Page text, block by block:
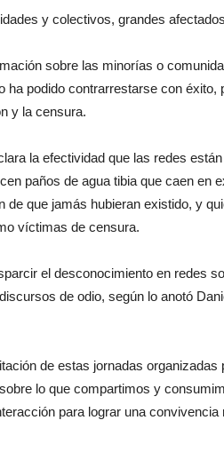
y colectivos, grandes
sobre las minorías o
ha podido contrarrestarse con
y la censura.
la efectividad que las redes
paños de agua tibia que caen en
de que jamás hubieran existido, y
víctimas de censura.
el desconocimiento en redes
de odio, según lo anotó
de estas jornadas
lo que compartimos y
para lograr una